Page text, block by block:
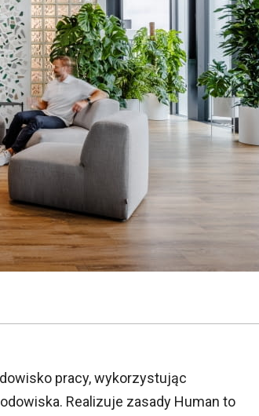
pracy, wykorzystując
Realizuje zasady Human to